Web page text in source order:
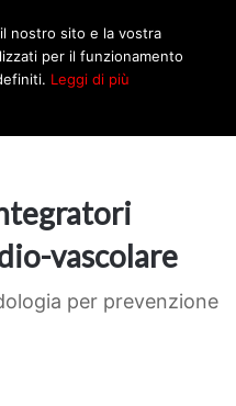
vascolare
per prevenzione
nostro sito e la vostra
per il funzionamento
Leggi di più